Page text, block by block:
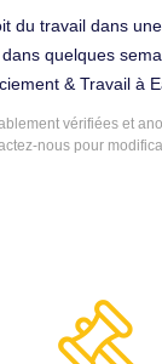
du travail dans
quelques
& Travail à
vérifiées et
nous pour